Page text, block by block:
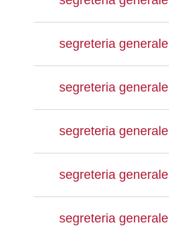
segreteria generale
segreteria generale
segreteria generale
segreteria generale
segreteria generale